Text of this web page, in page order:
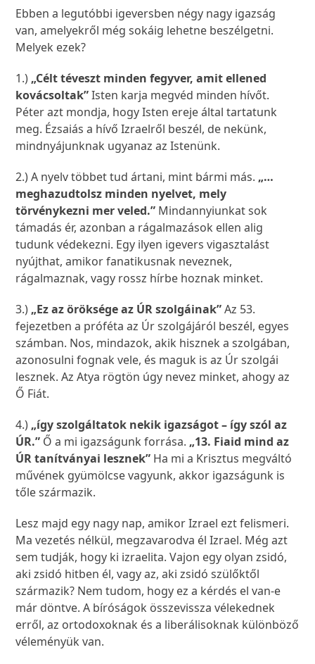
Ebben a legutóbbi igeversben négy nagy igazság
van, amelyekről még sokáig lehetne beszélgetni.
Melyek ezek?
1.) „Célt téveszt minden fegyver, amit ellened
kovácsoltak”Isten karja megvéd minden hívőt.
Péter azt mondja, hogy Isten ereje által tartatunk
meg. Ézsaiás a hívő Izraelről beszél, de nekünk,
mindnyájunknak ugyanaz az Istenünk.
2.) A nyelv többet tud ártani, mint bármi más. „…
meghazudtolsz minden nyelvet, mely
törvénykezni mer veled.” Mindannyiunkat sok
támadás ér, azonban a rágalmazások ellen alig
tudunk védekezni. Egy ilyen igevers vigasztalást
nyújthat, amikor fanatikusnak neveznek,
rágalmaznak, vagy rossz hírbe hoznak minket.
3.) „Ez az öröksége az ÚR szolgáinak”Az 53.
fejezetben a próféta az Úr szolgájáról beszél, egyes
számban. Nos, mindazok, akik hisznek a szolgában,
azonosulni fognak vele, és maguk is az Úr szolgái
lesznek. Az Atya rögtön úgy nevez minket, ahogy az
Ő Fiát.
4.) „így szolgáltatok nekik igazságot – így szól az
ÚR.” Ő a mi igazságunk forrása. „13. Fiaid mind az
ÚR tanítványai lesznek” Ha mi a Krisztus megváltó
művének gyümölcse vagyunk, akkor igazságunk is
tőle származik.
Lesz majd egy nagy nap, amikor Izrael ezt felismeri.
Ma vezetés nélkül, megzavarodva él Izrael. Még azt
sem tudják, hogy ki izraelita. Vajon egy olyan zsidó,
aki zsidó hitben él, vagy az, aki zsidó szülőktől
származik? Nem tudom, hogy ez a kérdés el van-e
már döntve. A bíróságok összevissza vélekednek
erről, az ortodoxoknak és a liberálisoknak különböző
véleményük van.